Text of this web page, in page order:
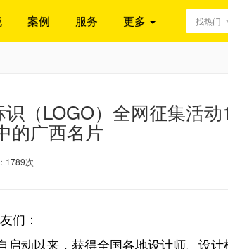
案例 服务 更多 找热门
（LOGO）全网征集活动
的广西名片
1789次
们：
动以来，获得全国各地设计师、设计